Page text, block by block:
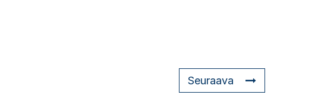
Seuraava